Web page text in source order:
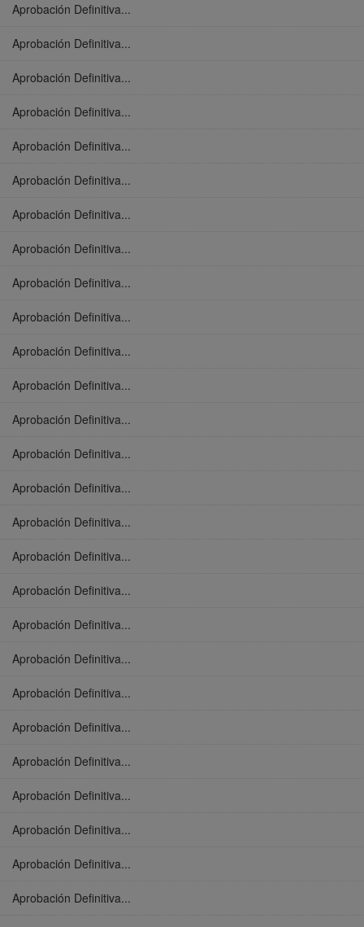
Aprobación Definitiva...
Aprobación Definitiva...
Aprobación Definitiva...
Aprobación Definitiva...
Aprobación Definitiva...
Aprobación Definitiva...
Aprobación Definitiva...
Aprobación Definitiva...
Aprobación Definitiva...
Aprobación Definitiva...
Aprobación Definitiva...
Aprobación Definitiva...
Aprobación Definitiva...
Aprobación Definitiva...
Aprobación Definitiva...
Aprobación Definitiva...
Aprobación Definitiva...
Aprobación Definitiva...
Aprobación Definitiva...
Aprobación Definitiva...
Aprobación Definitiva...
Aprobación Definitiva...
Aprobación Definitiva...
Aprobación Definitiva...
Aprobación Definitiva...
Aprobación Definitiva...
Aprobación Definitiva...